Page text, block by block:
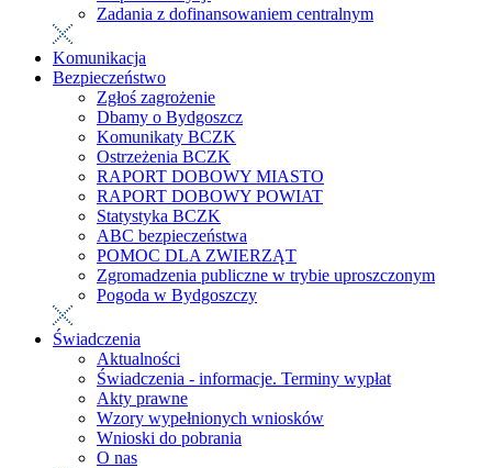
Zadania z dofinansowaniem centralnym
Komunikacja
Bezpieczeństwo
Zgłoś zagrożenie
Dbamy o Bydgoszcz
Komunikaty BCZK
Ostrzeżenia BCZK
RAPORT DOBOWY MIASTO
RAPORT DOBOWY POWIAT
Statystyka BCZK
ABC bezpieczeństwa
POMOC DLA ZWIERZĄT
Zgromadzenia publiczne w trybie uproszczonym
Pogoda w Bydgoszczy
Świadczenia
Aktualności
Świadczenia - informacje. Terminy wypłat
Akty prawne
Wzory wypełnionych wniosków
Wnioski do pobrania
O nas